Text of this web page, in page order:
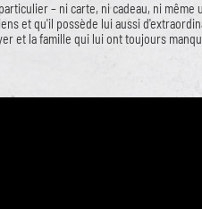
– ni carte, ni cadeau, ni
et qu'il possède lui aussi
et la famille qui lui ont toujours